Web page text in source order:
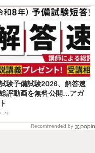
験予備試験2026、解答速
評動画を無料公開…アガ
Recommended by